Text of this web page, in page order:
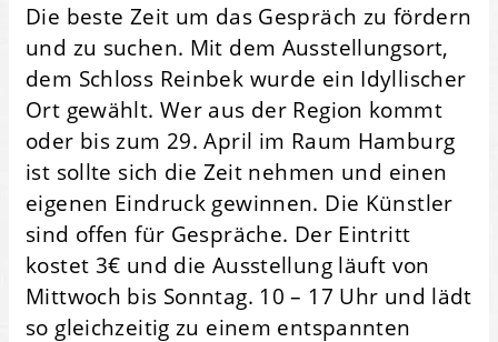
Die beste Zeit um das Gespräch zu fördern
und zu suchen. Mit dem Ausstellungsort,
dem Schloss Reinbek wurde ein Idyllischer
Ort gewählt. Wer aus der Region kommt
oder bis zum 29. April im Raum Hamburg
ist sollte sich die Zeit nehmen und einen
eigenen Eindruck gewinnen. Die Künstler
sind offen für Gespräche. Der Eintritt
kostet 3€ und die Ausstellung läuft von
Mittwoch bis Sonntag. 10 – 17 Uhr und lädt
so gleichzeitig zu einem entspannten